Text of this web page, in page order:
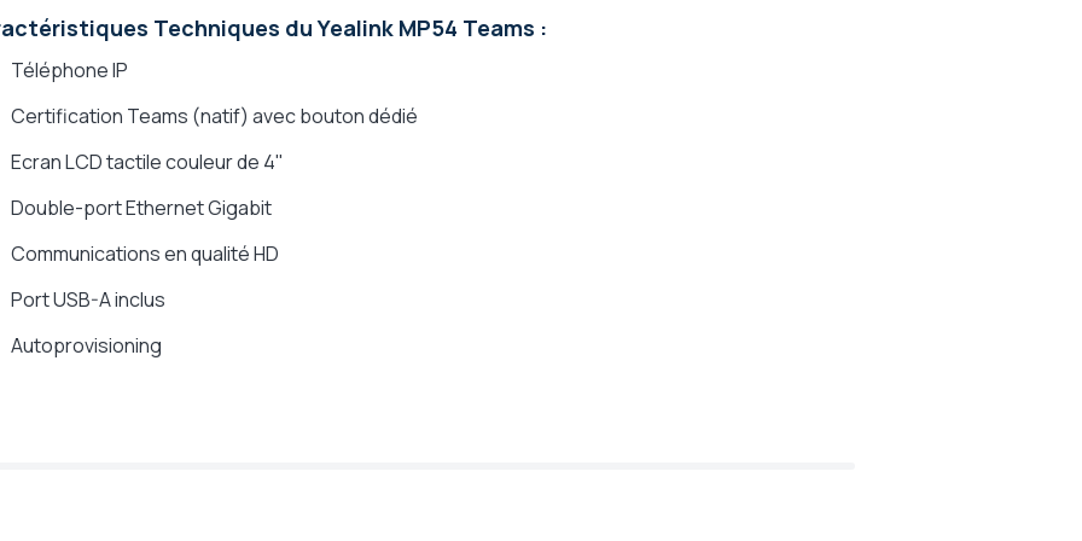
Techniques du Yealink MP54 Teams :
Téléphone IP
Certification Teams (natif) avec bouton dédié
Ecran LCD tactile couleur de 4"
Double-port Ethernet Gigabit
Communications en qualité HD
Port USB-A inclus
Autoprovisioning